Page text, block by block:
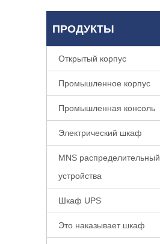
ПРОДУКТЫ
Открытый корпус
Промышленное корпус
Промышленная консоль
Электрический шкаф
MNS распределительный
устройства
Шкаф UPS
Это наказывает шкаф